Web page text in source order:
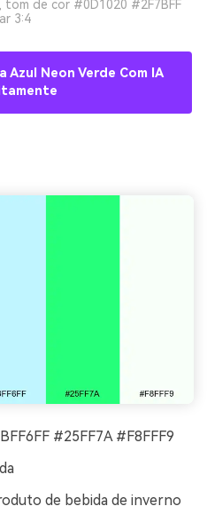
de cor #0D1020 #2F7BFF
3:4
Azul Neon Verde Com IA
#25FF7A #F8FFF9
de bebida de inverno